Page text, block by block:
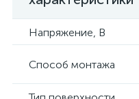
Напряжение, В
Способ монтажа